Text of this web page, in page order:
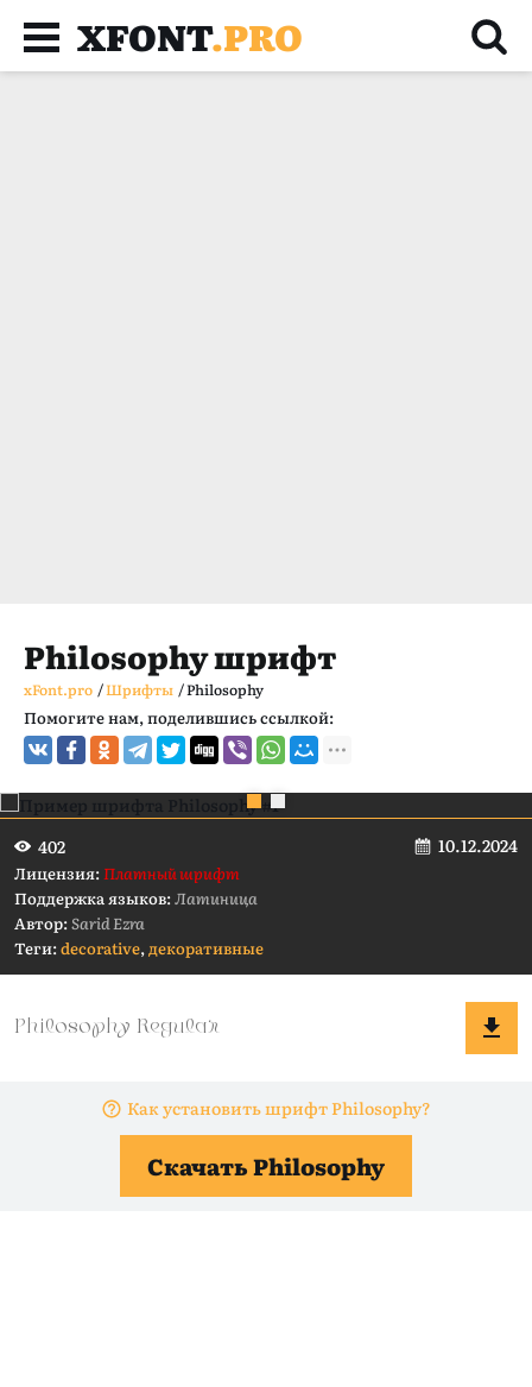
XFONT.PRO
Philosophy шрифт
xFont.pro /Шрифты /Philosophy
Помогите нам, поделившись ссылкой:
402 10.12.2024
Лицензия:Платный шрифт
Поддержка языков:Латиница
Автор:Sarid Ezra
Теги:decorative,декоративные
Как установить шрифт Philosophy?
Скачать Philosophy